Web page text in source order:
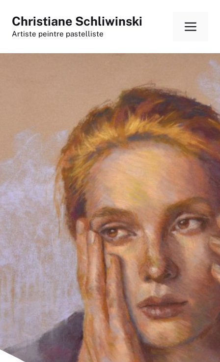
contenu
Christiane Schliwinski
Artiste peintre pastelliste